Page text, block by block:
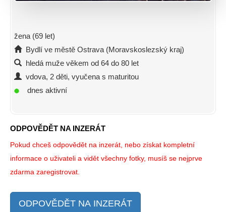
žena (69 let)
Bydlí ve městě Ostrava (Moravskoslezský kraj)
hledá muže věkem od 64 do 80 let
vdova, 2 děti, vyučena s maturitou
dnes aktivní
ODPOVĚDĚT NA INZERÁT
Pokud chceš odpovědět na inzerát, nebo získat kompletní
informace o uživateli a vidět všechny fotky, musíš se nejprve
zdarma zaregistrovat.
ODPOVĚDĚT NA INZERÁT